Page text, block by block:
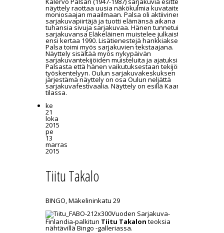
näyttely raottaa uusia näkökulmia kuvataiteen
moniosaajan maailmaan. Palsa oli aktiivinen
sarjakuvapiirtäjä ja tuotti elämänsä aikana
tuhansia sivuja sarjakuvaa. Hänen tunnetuin
sarjakuvansa Eläkeläinen muistelee julkaistiin
ensi kertaa 1990. Lisätienestejä hankkiakseen
Palsa toimi myös sarjakuvien tekstaajana.
Näyttely sisältää myös nykypäivän
sarjakuvantekijöiden muisteluita ja ajatuksia sekä
Palsasta että hänen vaikutuksestaan tekijöiden
työskentelyyn. Oulun sarjakuvakeskuksen
järjestämä näyttely on osa Oulun neljättä
sarjakuvafestivaalia. Näyttely on esillä Kaari-
tilassa.
ke
21
loka
2015
pe
13
marras
2015
Tiitu Takalo
BINGO, Mäkelininkatu 29
Vuoden Sarjakuva-
Finlandia-palkitun Tiitu Takalonteoksia
nähtävillä Bingo -galleriassa.